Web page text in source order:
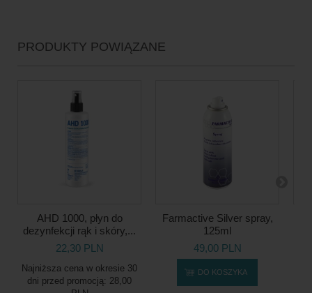
PRODUKTY POWIĄZANE
AHD 1000, płyn do
dezynfekcji rąk i skóry,...
22,30 PLN
Najniższa cena w okresie 30
dni przed promocją: 28,00
Farmactive Silver spray,
125ml
49,00 PLN
DO KOSZYKA